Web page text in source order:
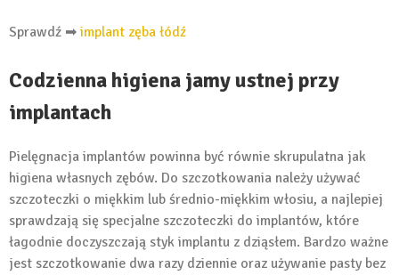
Sprawdź ➡ implant zęba łódź
Codzienna higiena jamy ustnej przy
implantach
Pielęgnacja implantów powinna być równie skrupulatna jak
higiena własnych zębów. Do szczotkowania należy używać
szczoteczki o miękkim lub średnio-miękkim włosiu, a najlepiej
sprawdzają się specjalne szczoteczki do implantów, które
łagodnie doczyszczają styk implantu z dziąsłem. Bardzo ważne
jest szczotkowanie dwa razy dziennie oraz używanie pasty bez